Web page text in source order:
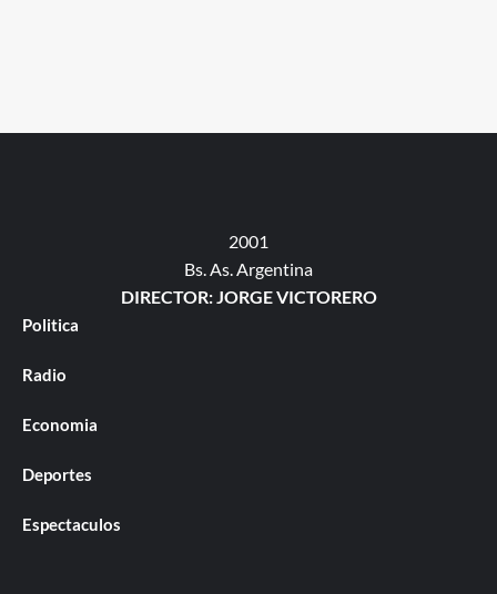
2001
Bs. As. Argentina
DIRECTOR: JORGE VICTORERO
Politica
Radio
Economia
Deportes
Espectaculos